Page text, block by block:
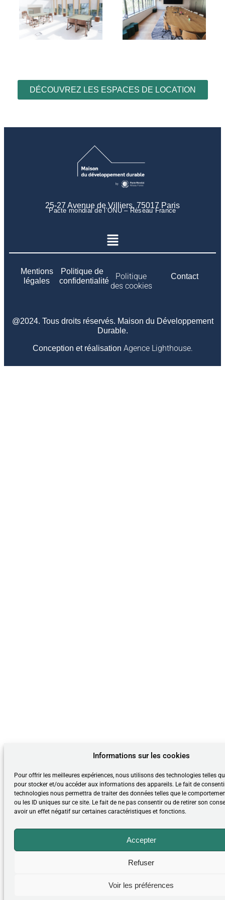
Informations sur les cookies
Pour offrir les meilleures expériences, nous utilisons des technologies telles
pour stocker et/ou accéder aux informations des appareils. Le fait de
technologies nous permettra de traiter des données telles que le
ou les ID uniques sur ce site. Le fait de ne pas consentir ou de retirer son
avoir un effet négatif sur certaines caractéristiques et fonctions.
Accepter
Refuser
Voir les préférences
DÉCOUVREZ LES ESPACES DE LOCATION
25-27 Avenue de Villiers, 75017 Paris
Pacte mondial de l’ONU – Réseau France
Mentions
légales
Politique de
confidentialité
Politique
des cookies
Contact
@2024. Tous droits réservés. Maison du Développement
Durable.
Conception et réalisation Agence Lighthouse.